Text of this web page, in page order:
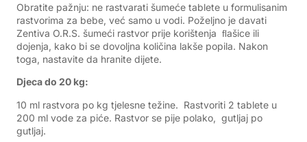
Obratite pažnju: ne rastvarati šumeće tablete u formulisanim
rastvorima za bebe, već samo u vodi. Poželjno je davati
Zentiva O.R.S. šumeći rastvor prije korištenja ﬂašice ili
dojenja, kako bi se dovoljna količina lakše popila. Nakon
toga, nastavite da hranite dijete.
Djeca do 20 kg:
10 ml rastvora po kg tjelesne težine. Rastvoriti 2 tablete u
200 ml vode za piće. Rastvor se pije polako, gutljaj po
gutljaj.